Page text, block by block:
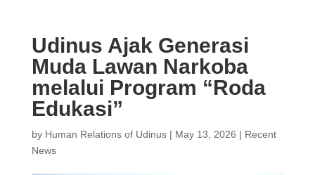
Udinus Ajak Generasi
Muda Lawan Narkoba
melalui Program “Roda
Edukasi”
by Human Relations of Udinus| May 13, 2026 | Recent
News